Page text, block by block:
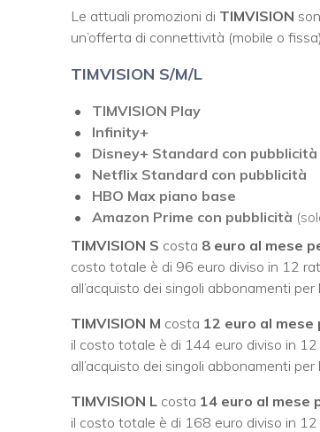
Le attuali promozioni di TIMVISION
un’offerta di connettività (mobile o
TIMVISION S/M/L
TIMVISION Play
Infinity+
Disney+ Standard con pubblicità
Netflix Standard con pubblicità
HBO Max piano base
Amazon Prime con pubblicità
TIMVISION S costa 8 euro al mese
costo totale è di 96 euro diviso in 12
all’acquisto dei singoli abbonamenti per
TIMVISION M costa 12 euro al mese
il costo totale è di 144 euro diviso in
all’acquisto dei singoli abbonamenti per
TIMVISION L costa 14 euro al mese
il costo totale è di 168 euro diviso in